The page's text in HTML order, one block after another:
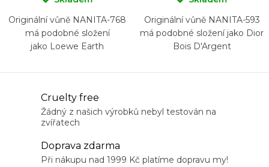
Originální vůně NANITA-768
má podobné složení
jako Loewe Earth
Originální vůně NANITA-593
má podobné složení jako Dior
Bois D'Argent
Cruelty free
Žádný z našich výrobků nebyl testován na
zvířatech
Doprava zdarma
Při nákupu nad 1999 Kč platíme dopravu my!